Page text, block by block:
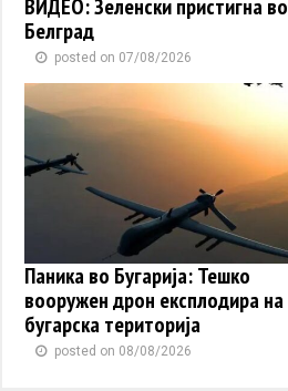
ВИДЕО: Зеленски пристигна во
Белград
posted on 07/08/2026
Паника во Бугарија: Тешко
вооружен дрон експлодира на
бугарска територија
posted on 08/08/2026